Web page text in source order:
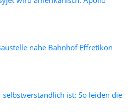
nahe Bahnhof Effretikon
ist: So leiden die